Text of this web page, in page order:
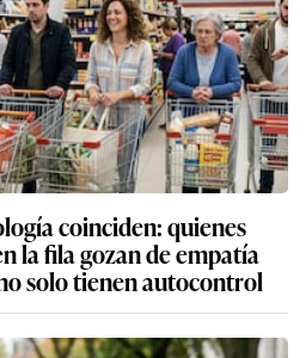
coinciden: quienes
la fila gozan de empatía
solo tienen autocontrol